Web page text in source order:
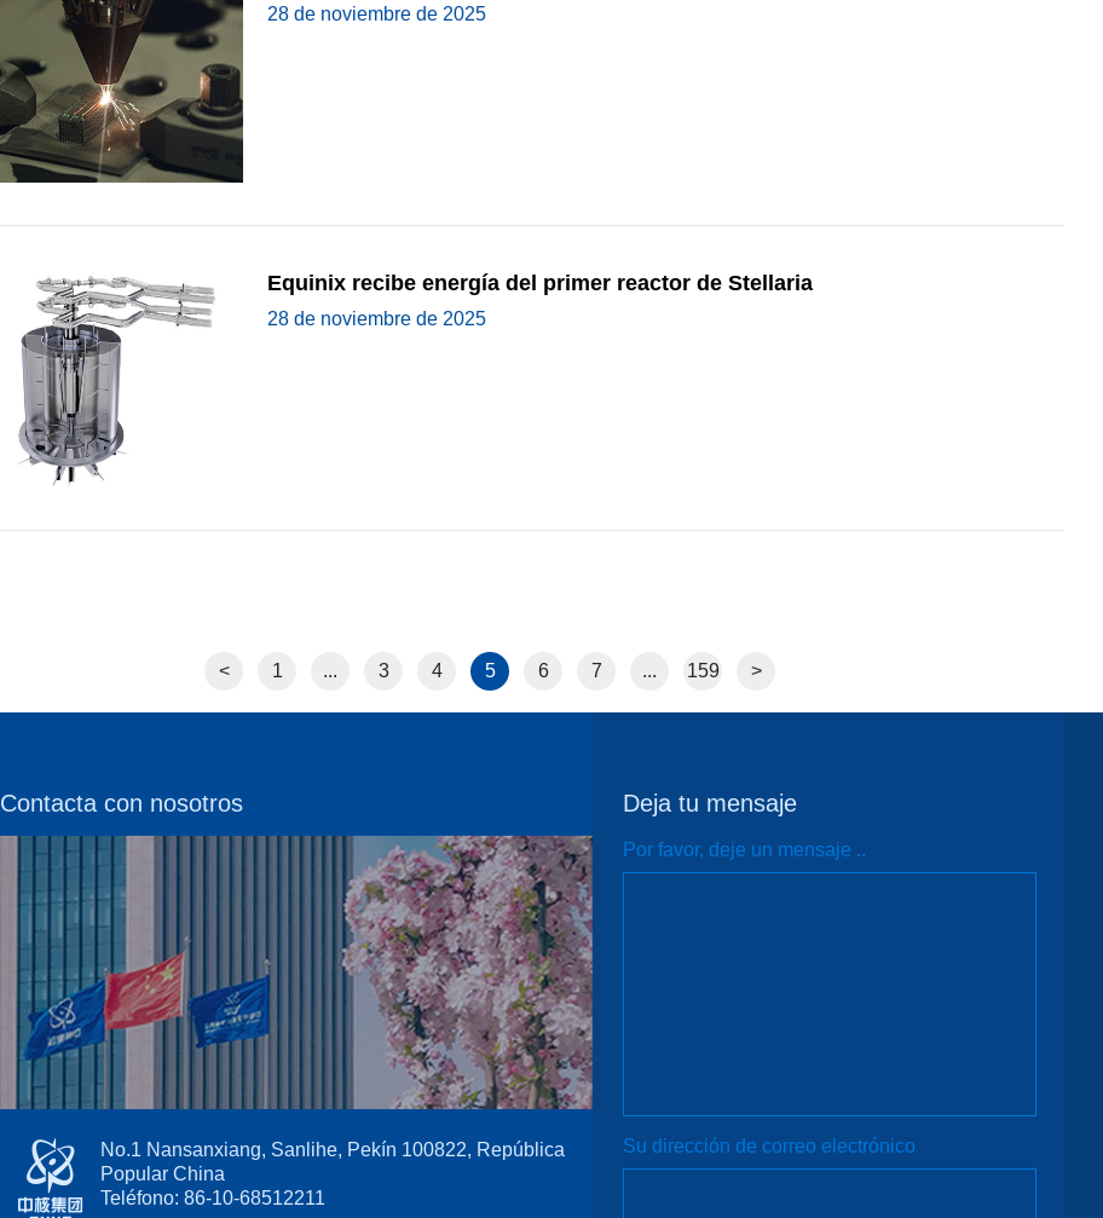
28 de noviembre de 2025
Equinix recibe energía del primer reactor de Stellaria
28 de noviembre de 2025
< 1 ... 3 4 5 6 7 ... 159 >
Contacta con nosotros
No.1 Nansanxiang, Sanlihe, Pekín 100822, República
Popular China
Teléfono: 86-10-68512211
Deja tu mensaje
Por favor, deje un mensaje ..
Su dirección de correo electrónico